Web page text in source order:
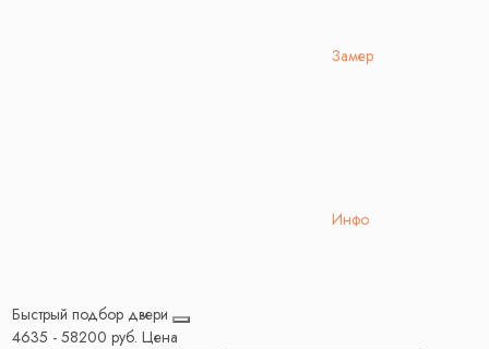
Замер
Инфо
Быстрый подбор двери
4635 - 58200 руб. Цена